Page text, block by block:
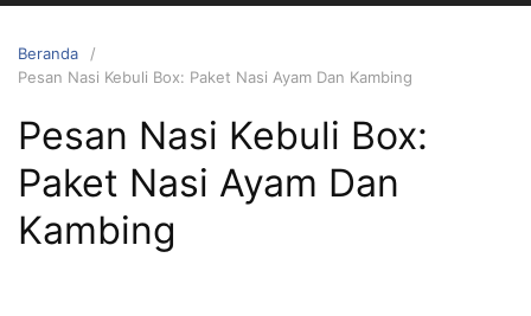
Beranda
Pesan Nasi Kebuli Box: Paket Nasi Ayam Dan Kambing
Pesan Nasi Kebuli Box:
Paket Nasi Ayam Dan
Kambing